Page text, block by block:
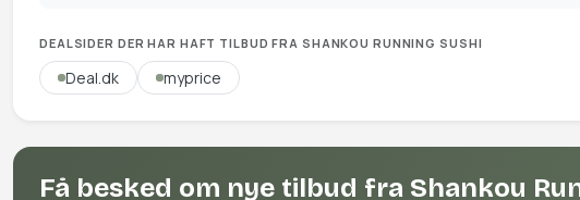
DEALSIDER DER HAR HAFT TILBUD FRA SHANKOU RUNNING SUSHI
Deal.dk myprice
Få besked om nye tilbud fra Shankou